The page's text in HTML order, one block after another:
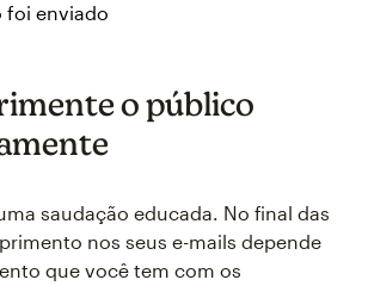
foi enviado
o público
saudação educada. No final das
nos seus e-mails depende
que você tem com os